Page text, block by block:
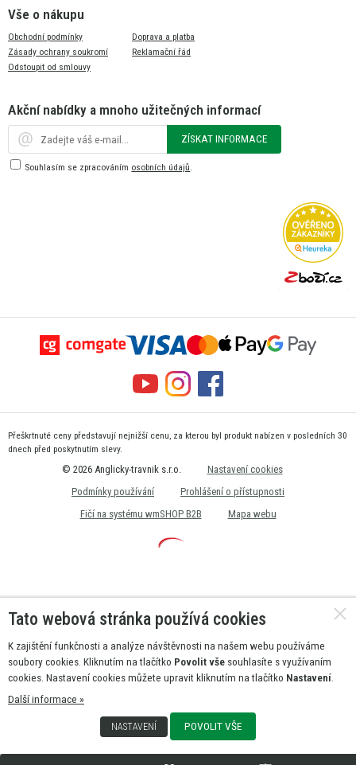
Vše o nákupu
Obchodní podmínky
Zásady ochrany soukromí
Odstoupit od smlouvy
Doprava a platba
Reklamační řád
Akční nabídky a mnoho užitečných informací
ZÍSKAT INFORMACE
Souhlasím se zpracováním osobních údajů
Přeškrtnuté ceny představují nejnižší cenu, za kterou byl produkt nabízen v posledních 30
dnech před poskytnutím slevy.
© 2026 Anglicky-travnik s.r.o.
Nastavení cookies
Podmínky používání
Prohlášení o přístupnosti
Fičí na systému wmSHOP B2B
Mapa webu
Tato webová stránka používá cookies
K zajištění funkčnosti a analýze návštěvnosti na našem webu používáme
soubory cookies. Kliknutím na tlačítko Povolit vše souhlasíte s využívaním
cookies. Nastavení cookies můžete upravit kliknutím na tlačítko Nastavení
Další informace »
NASTAVENÍ POVOLIT VŠE